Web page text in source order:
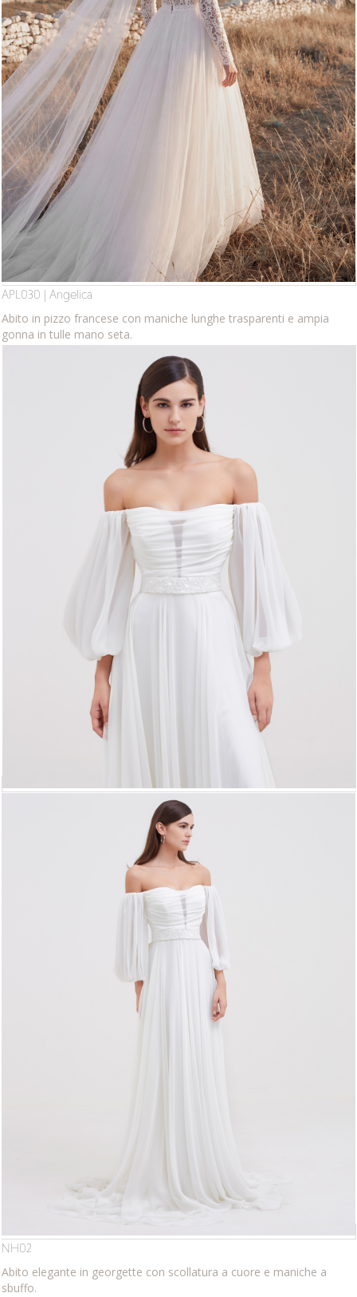
APL030 | Angelica
Abito in pizzo francese con maniche lunghe trasparenti e ampia
gonna in tulle mano seta.
NH02
Abito elegante in georgette con scollatura a cuore e maniche a
sbuffo.